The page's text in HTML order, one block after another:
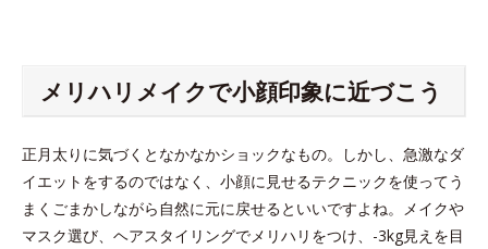
メリハリメイクで小顔印象に近づこう
正月太りに気づくとなかなかショックなもの。しかし、急激なダ
イエットをするのではなく、小顔に見せるテクニックを使ってう
まくごまかしながら自然に元に戻せるといいですよね。メイクや
マスク選び、ヘアスタイリングでメリハリをつけ、-3kg見えを目